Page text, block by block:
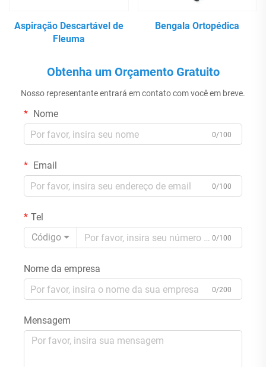
Aspiração Descartável de
Fleuma
Bengala Ortopédica
Obtenha um Orçamento Gratuito
Nosso representante entrará em contato com você em breve.
Nome
0/100
Email
0/100
Tel
Código
0/100
Nome da empresa
0/200
Mensagem